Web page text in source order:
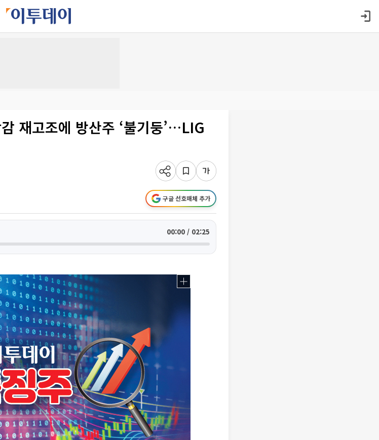
재고조에 방산주 ‘불기둥’…LIG
구글 선호매체 추가
00:00 / 02:25